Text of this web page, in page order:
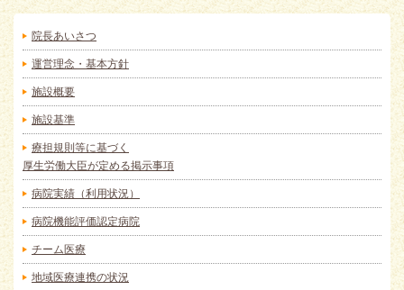
院長あいさつ
運営理念・基本方針
施設概要
施設基準
療担規則等に基づく
厚生労働大臣が定める掲示事項
病院実績（利用状況）
病院機能評価認定病院
チーム医療
地域医療連携の状況